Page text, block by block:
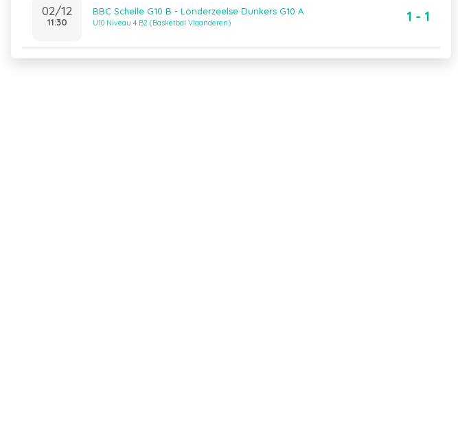
02/12
11:30
BBC Schelle G10 B - Londerzeelse Dunkers G10 A
U10 Niveau 4 B2 (Basketbal Vlaanderen) 1 - 1